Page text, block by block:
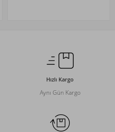
Hızlı Kargo
Aynı Gün Kargo